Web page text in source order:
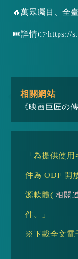
🔥萬眾矚目、全
🎟詳情👉https://
相關網站
《映画巨匠の
「為提供使
件為 ODF 開
源軟體(相關
件。」
※下載全文電